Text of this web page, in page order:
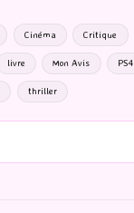
Cinéma Critique
livre Mon Avis PS4
thriller